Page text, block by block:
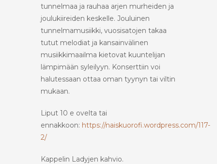
tunnelmaa ja rauhaa arjen murheiden ja
joulukiireiden keskelle. Jouluinen
tunnelmamusiikki, vuosisatojen takaa
tutut melodiat ja kansainvälinen
musiikkimaailma kietovat kuuntelijan
lämpimään syleilyyn. Konserttiin voi
halutessaan ottaa oman tyynyn tai viltin
mukaan.
Liput 10 e ovelta tai
ennakkoon: https://naiskuorofi.wordpress.com/117-
2/
Kappelin Ladyjen kahvio.